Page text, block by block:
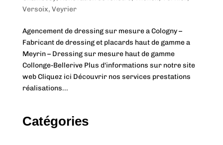
Versoix, Veyrier
Agencement de dressing sur mesure a Cologny –
Fabricant de dressing et placards haut de gamme a
Meyrin – Dressing sur mesure haut de gamme
Collonge-Bellerive Plus d'informations sur notre site
web Cliquez ici Découvrir nos services prestations
réalisations...
Catégories